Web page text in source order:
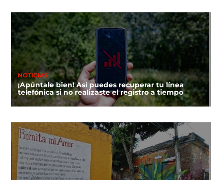
NOTICIAS
¡Apúntale bien! Así puedes recuperar tu línea
telefónica si no realizaste el registro a tiempo